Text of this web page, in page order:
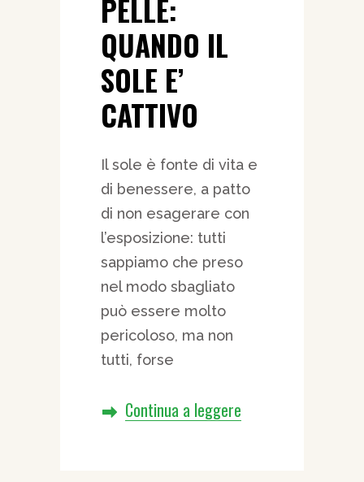
PELLE:
QUANDO IL
SOLE E’
CATTIVO
Il sole è fonte di vita e
di benessere, a patto
di non esagerare con
l’esposizione: tutti
sappiamo che preso
nel modo sbagliato
può essere molto
pericoloso, ma non
tutti, forse
Continua a leggere